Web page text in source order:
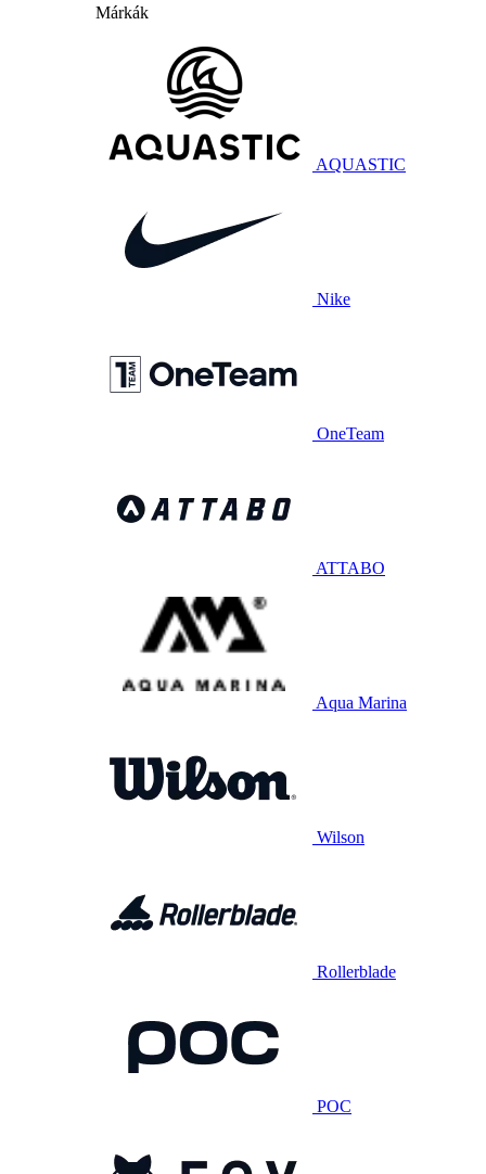
Márkák
AQUASTIC
Nike
OneTeam
ATTABO
Aqua Marina
Wilson
Rollerblade
POC